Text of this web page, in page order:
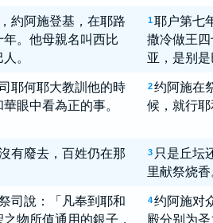
約阿施登基，在耶路
。他母親名叫西比
。
1 耶户第七
撒冷做王
亚，是别是
耶何耶大教訓他的時
眼中看為正的事。
2 约阿施在
候，就行耶
有廢去，百姓仍在那
3 只是丘坛
里献祭烧香
司說：「凡奉到耶和
物所值通用的銀子，
4 约阿施对
殿分别为